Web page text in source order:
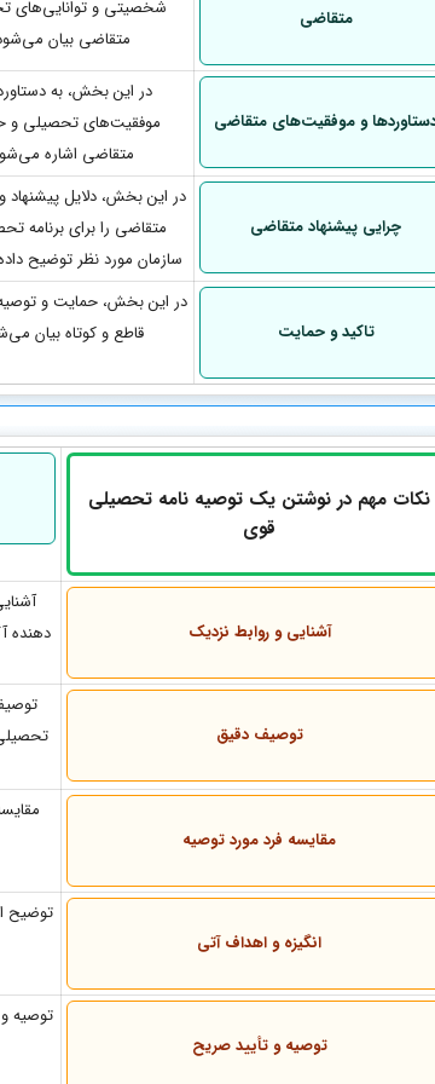
متقاضی
شخصیتی و توانایی‌های
متقاضی بیان
و موفقیت‌های متقاضی
در این بخش، به
موفقیت‌های تحصیلی و
متقاضی اشاره
چرایی پیشنهاد متقاضی
در این بخش، دلایل پیشنهاد
متقاضی را برای برنامه
سازمان مورد نظر توضیح
تاکید و حمایت
در این بخش، حمایت و
قاطع و کوتاه بیان
نکات مهم در نوشتن یک توصیه نامه تحصیلی
قوی
آشنایی و روابط نزدیک
دهنده
توصیف دقیق
مقایسه فرد مورد توصیه
انگیزه و اهداف آتی
توضیح
توصیه و تأیید صریح
توصیه